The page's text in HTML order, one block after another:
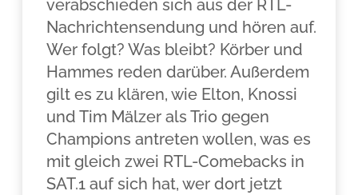
verabschieden sich aus der RTL-
Nachrichtensendung und hören auf.
Wer folgt? Was bleibt? Körber und
Hammes reden darüber. Außerdem
gilt es zu klären, wie Elton, Knossi
und Tim Mälzer als Trio gegen
Champions antreten wollen, was es
mit gleich zwei RTL-Comebacks in
SAT.1 auf sich hat, wer dort jetzt